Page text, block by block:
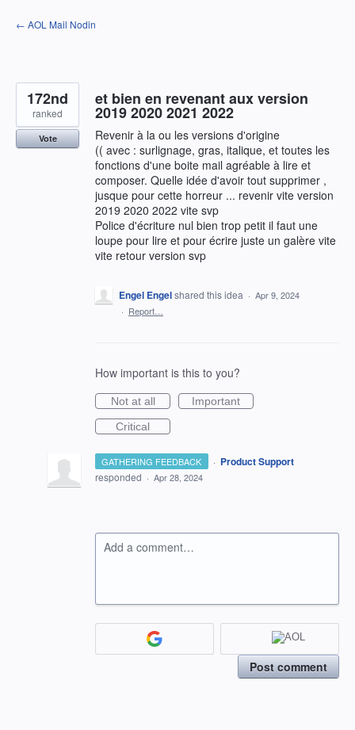
Skip
to
← AOL Mail Nodin
et bien en revenant aux version
2019 2020 2021 2022
Revenir à la ou les versions d'origine
(( avec : surlignage, gras, italique, et toutes les
fonctions d'une boite mail agréable à lire et
composer. Quelle idée d'avoir tout supprimer ,
jusque pour cette horreur ... revenir vite version
2019 2020 2022 vite svp
Police d'écriture nul bien trop petit il faut une
loupe pour lire et pour écrire juste un galère vite
vite retour version svp
172nd
ranked
Vote
Engel Engelshared this idea · Apr 9, 2024
· Report…
How important is this to you?
Not at all
Important
Critical
GATHERING FEEDBACK · Product Support
responded · Apr 28, 2024
Add a comment…
Post comment